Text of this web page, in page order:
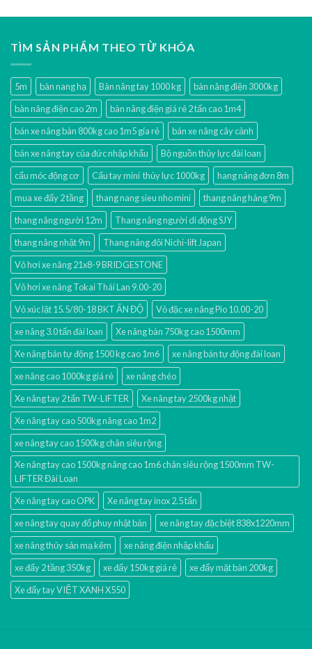
TÌM SẢN PHẨM THEO TỪ KHÓA
5m bàn nang hạ Bàn nâng tay 1000 kg
bàn nâng điện 3000kg
bàn nâng điện cao 2m
bàn nâng điện giá rẻ 2 tấn cao 1m4
bán xe nâng bàn 800kg cao 1m5 gía rẻ
bán xe nâng cây cảnh
bán xe nâng tay của đức nhập khẩu
Bộ nguồn thủy lực đài loan
cẩu móc động cơ
Cẩu tay mini thủy lực 1000kg
hang nâng đơn 8m
mua xe đẩy 2 tầng
thang nang sieu nho mini
thang nâng hàng 9m
thang nâng người 12m
Thang nâng người di động SJY
thang nâng nhật 9m
Thang nâng đôi Nichi-lift Japan
Vỏ hơi xe nâng 21x8-9 BRIDGESTONE
Vỏ hơi xe nâng Tokai Thái Lan 9.00-20
Vỏ xúc lật 15.5/80-18 BKT ẤN ĐỘ
Vỏ đặc xe nâng Pio 10.00-20
xe nâng 3.0 tấn đài loan
Xe nâng bàn 750kg cao 1500mm
Xe nâng bán tự động 1500 kg cao 1m6
xe nâng bán tự động đài loan
xe nâng cao 1000kg giá rẻ
xe nâng chéo
Xe nâng tay 2 tấn TW-LIFTER
Xe nâng tay 2500kg nhật
Xe nâng tay cao 500kg nâng cao 1m2
xe nâng tay cao 1500kg chân siêu rộng
Xe nâng tay cao 1500kg nâng cao 1m6 chân siêu rộng 1500mm TW-
LIFTER Đài Loan
Xe nâng tay cao OPK
Xe nâng tay inox 2.5 tấn
xe nâng tay quay đổ phuy nhật bản
xe nâng tay đặc biệt 838x1220mm
xe nâng thủy sản mạ kẽm
xe nâng điện nhập khấu
xe đẩy 2 tầng 350kg
xe đẩy 150kg giá rẻ
xe đẩy mặt bàn 200kg
Xe đẩy tay VIỆT XANH X550